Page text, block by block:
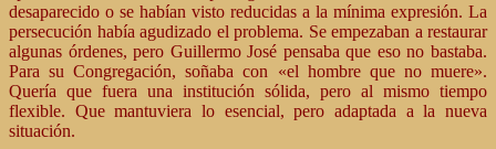
desaparecido o se habían visto reducidas a la mínima expresión. La
persecución había agudizado el problema. Se empezaban a restaurar
algunas órdenes, pero Guillermo José pensaba que eso no bastaba.
Para su Congregación, soñaba con «el hombre que no muere».
Quería que fuera una institución sólida, pero al mismo tiempo
flexible. Que mantuviera lo esencial, pero adaptada a la nueva
situación.